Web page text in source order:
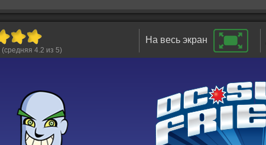
(средняя 4.2 из 5)
На весь экран